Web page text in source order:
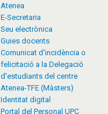
Atenea
E-Secretaria
Seu electrònica
Guies docents
Comunicat d'incidència o
felicitació a la Delegació
d'estudiants del centre
Atenea-TFE (Màsters)
Identitat digital
Portal del Personal UPC